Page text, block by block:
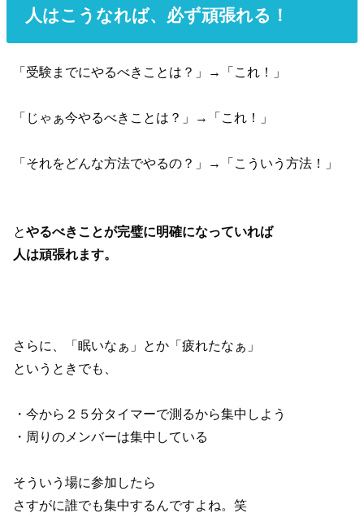
人はこうなれば、必ず頑張れる！
「受験までにやるべきことは？」→「これ！」
「じゃぁ今やるべきことは？」→「これ！」
「それをどんな方法でやるの？」→「こういう方法！」
とやるべきことが完璧に明確になっていれば
人は頑張れます。
さらに、「眠いなぁ」とか「疲れたなぁ」
というときでも、
・今から２５分タイマーで測るから集中しよう
・周りのメンバーは集中している
そういう場に参加したら
さすがに誰でも集中するんですよね。笑